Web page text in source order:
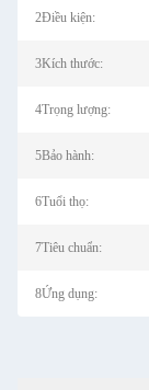
2Điều kiện:
3Kích thước:
4Trọng lượng:
5Bảo hành:
6Tuổi thọ:
7Tiêu chuẩn:
8Ứng dụng: